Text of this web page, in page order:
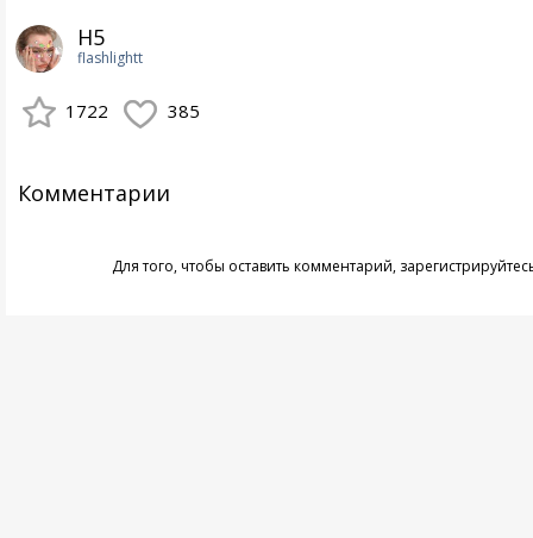
H5
flashlightt
1722 385
Комментарии
Для того, чтобы оставить комментарий,